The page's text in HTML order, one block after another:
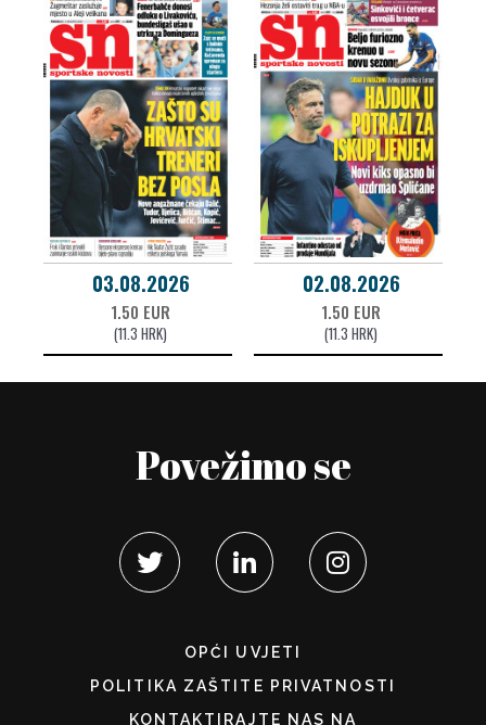
03.08.2026
1.50 EUR
(11.3 HRK)
02.08.2026
1.50 EUR
(11.3 HRK)
Povežimo se
OPĆI UVJETI
POLITIKA ZAŠTITE PRIVATNOSTI
KONTAKTIRAJTE NAS NA